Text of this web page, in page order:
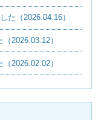
た（2026.04.16）
2026.03.12）
2026.02.02）